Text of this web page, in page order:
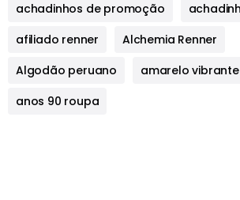
achadinhos de promoção
afiliado renner
Alchemia Renner
Algodão peruano
amarelo vibrante
anos 90 roupa